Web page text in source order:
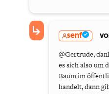
senf
@Gertrude,
es sich also um
Baum im
handelt, dann